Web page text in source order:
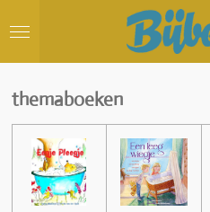
direct
hoofdinhoud
themaboeken